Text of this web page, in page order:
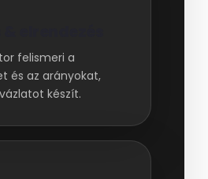
felismeri a
és az arányokat,
készít.